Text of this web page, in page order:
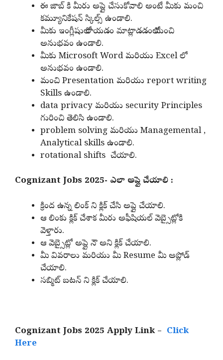
ఈ జాబ్ కి మీరు అప్లై చేసుకోవాలి అంటే మీకు మంచి
కమ్యూనికేషన్ స్కిల్స్ ఉండాలి.
మీకు ఇంగ్లీషులో రాయడం మాట్లాడడంలో మంచి
అనుభవం ఉండాలి.
మీకు Microsoft Word మరియు Excel లో
అనుభవం ఉండాలి.
మంచి Presentation మరియు report writing
Skills ఉండాలి.
data privacy మరియు security Principles
గురించి తెలిసి ఉండాలి.
problem solving మరియు Managemental ,
Analytical skills ఉండాలి.
rotational shifts చేయాలి.
Cognizant Jobs 2025- ఎలా అప్లై చేయాలి :
క్రింద ఉన్న లింక్ ని క్లిక్ చేసి అప్లై చేయాలి.
ఆ లింకు క్లిక్ చేశాక మీరు అఫీషియల్ వెబ్సైట్లోకి
వెళ్తారు.
ఆ వెబ్సైట్లో అప్లై నౌ అని క్లిక్ చేయాలి.
మీ వివరాలు మరియు మీ Resume మీ అప్లోడ్
చేయాలి.
సబ్మిట్ బటన్ ని క్లిక్ చేయాలి.
Cognizant Jobs 2025 Apply Link – Click
Here